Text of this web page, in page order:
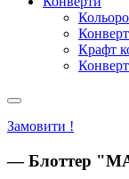
Крафт
Замовити !
— Блоттер